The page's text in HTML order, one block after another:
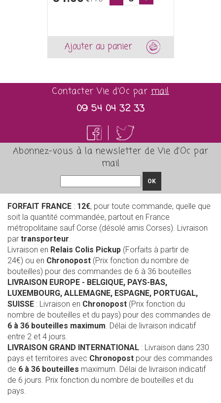
Ajouter au panier
Contacter Vie d'Oc parmail
09 54 04 32 33
Abonnez-vous à la newsletter de Vie d'Oc par
mail
OK
FORFAIT FRANCE : 12€, pour toute commande, quelle que
soit la quantité commandée, partout en France
métropolitaine sauf Corse (désolé amis Corses). Livraison
par transporteur.
Livraison en Relais Colis Pickup (Forfaits à partir de
24€) ou en Chronopost (Prix fonction du nombre de
bouteilles) pour des commandes de 6 à 36 bouteilles
LIVRAISON EUROPE - BELGIQUE, PAYS-BAS,
LUXEMBOURG, ALLEMAGNE, ESPAGNE, PORTUGAL,
SUISSE : Livraison en Chronopost (Prix fonction du
nombre de bouteilles et du pays) pour des commandes de
6 à 36 bouteilles maximum. Délai de livraison indicatif
entre 2 et 4 jours.
LIVRAISON GRAND INTERNATIONAL : Livraison dans 230
pays et territoires avec Chronopost pour des commandes
de 6 à 36 bouteilles maximum. Délai de livraison indicatif
de 6 jours. Prix fonction du nombre de bouteilles et du
pays.